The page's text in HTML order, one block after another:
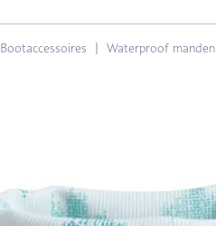
Bootaccessoires Waterproof manden